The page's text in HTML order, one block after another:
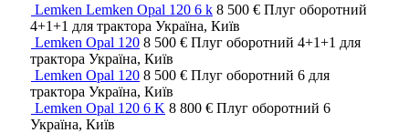
Lemken Lemken Opal 120 6 k 8 500 € Плуг оборотний
4+1+1 для трактора Україна, Київ
Lemken Opal 120 8 500 € Плуг оборотний 4+1+1 для
трактора Україна, Київ
Lemken Opal 120 8 500 € Плуг оборотний 6 для
трактора Україна, Київ
Lemken Opal 120 6 K 8 800 € Плуг оборотний 6
Україна, Київ